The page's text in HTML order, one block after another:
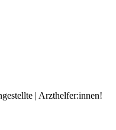
| Arzthelfer:innen!